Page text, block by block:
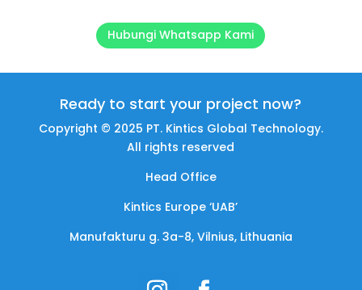
Hubungi Whatsapp Kami
Ready to start your project now?
Copyright © 2025 PT. Kintics Global Technology.
All rights reserved
Head Office
Kintics Europe ‘UAB’
Manufakturu g. 3a-8, Vilnius, Lithuania